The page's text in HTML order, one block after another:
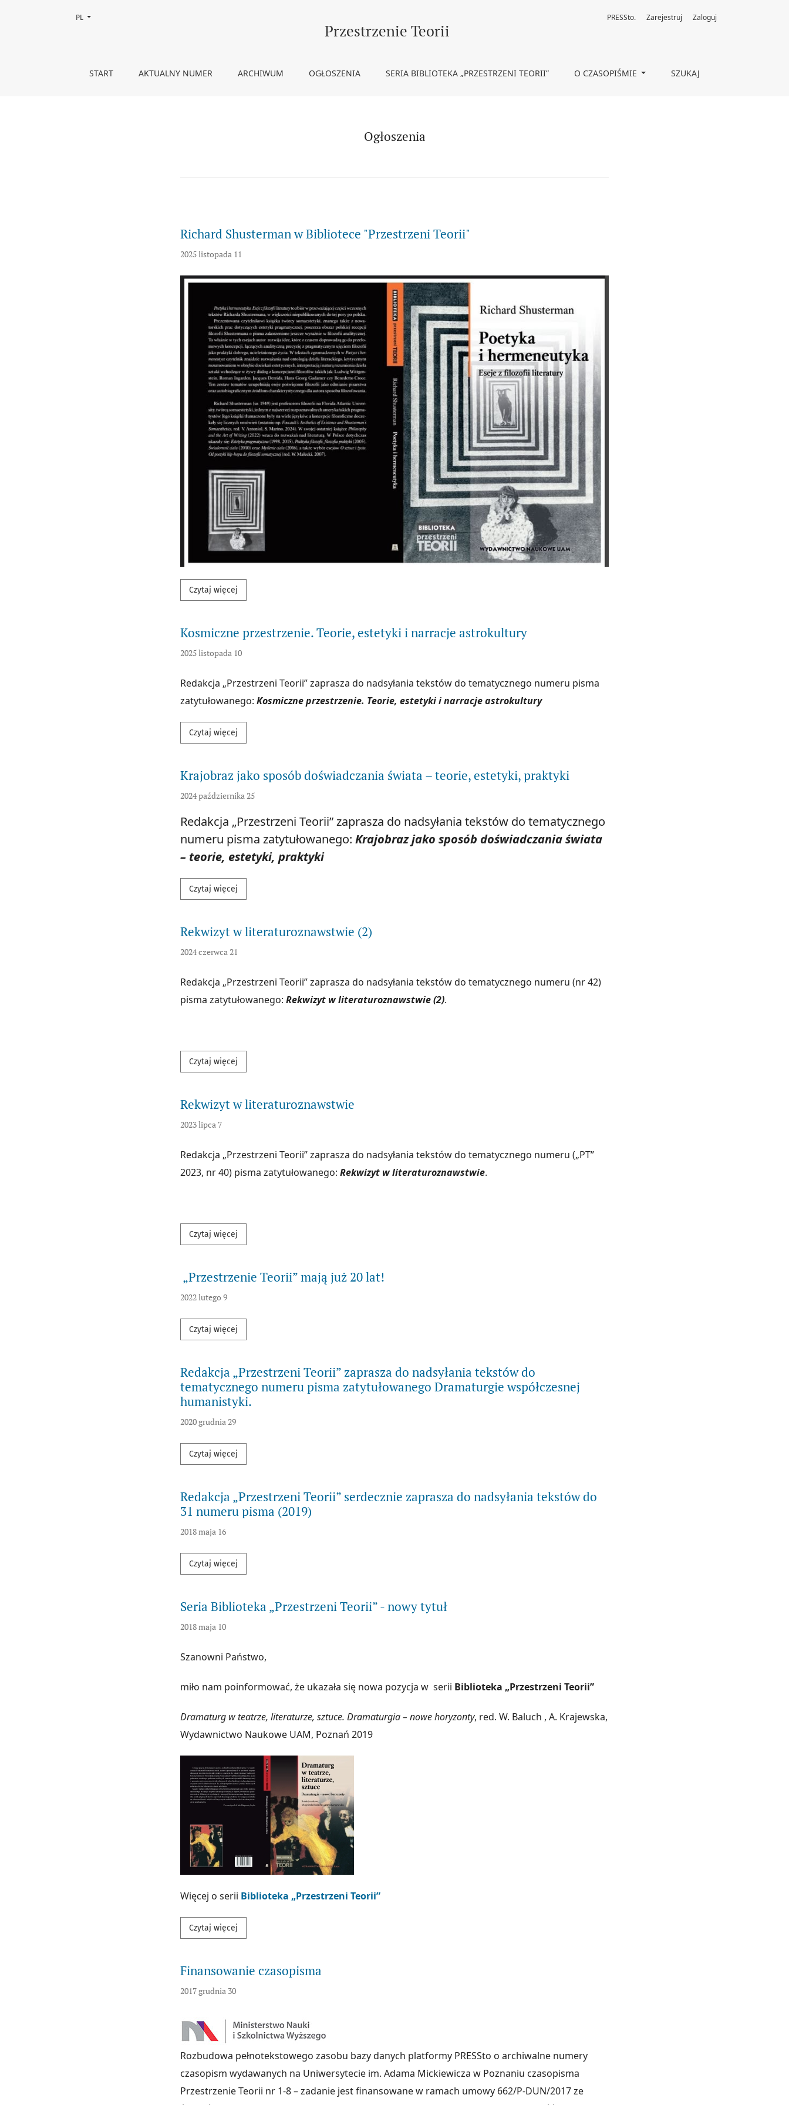
Ogłoszenia Przestrzenie Teorii
START AKTUALNY NUMER ARCHIWUM OGŁOSZENIA SERIA BIBLIOTEKA „PRZESTRZENI TEORII” O CZASOPIŚMIE SZUKAJ
PRESSto. Zarejestruj Zaloguj
Zmień język, obecnie wybrany to:
PL
Ogłoszenia
Richard Shusterman w Bibliotece "Przestrzeni Teorii"
2025 listopada 11
Czytaj więcej
Kosmiczne przestrzenie. Teorie, estetyki i narracje astrokultury
2025 listopada 10
Redakcja „Przestrzeni Teorii” zaprasza do nadsyłania tekstów do tematycznego numeru pisma
zatytułowanego: Kosmiczne przestrzenie. Teorie, estetyki i narracje astrokultury
Czytaj więcej
Krajobraz jako sposób doświadczania świata – teorie, estetyki, praktyki
2024 października 25
Redakcja „Przestrzeni Teorii” zaprasza do nadsyłania tekstów do tematycznego
numeru pisma zatytułowanego: Krajobraz jako sposób doświadczania świata
– teorie, estetyki, praktyki
Czytaj więcej
Rekwizyt w literaturoznawstwie (2)
2024 czerwca 21
Redakcja „Przestrzeni Teorii” zaprasza do nadsyłania tekstów do tematycznego numeru (nr 42)
pisma zatytułowanego: Rekwizyt w literaturoznawstwie (2).
Czytaj więcej
Rekwizyt w literaturoznawstwie
2023 lipca 7
Redakcja „Przestrzeni Teorii” zaprasza do nadsyłania tekstów do tematycznego numeru („PT”
2023, nr 40) pisma zatytułowanego: Rekwizyt w literaturoznawstwie.
Czytaj więcej
„Przestrzenie Teorii” mają już 20 lat!
2022 lutego 9
Czytaj więcej
Redakcja „Przestrzeni Teorii” zaprasza do nadsyłania tekstów do
tematycznego numeru pisma zatytułowanego Dramaturgie współczesnej
humanistyki.
2020 grudnia 29
Czytaj więcej
Redakcja „Przestrzeni Teorii” serdecznie zaprasza do nadsyłania tekstów do
31 numeru pisma (2019)
2018 maja 16
Czytaj więcej
Seria Biblioteka „Przestrzeni Teorii” - nowy tytuł
2018 maja 10
Szanowni Państwo,
miło nam poinformować, że ukazała się nowa pozycja w serii Biblioteka „Przestrzeni Teorii”
Dramaturg w teatrze, literaturze, sztuce. Dramaturgia – nowe horyzonty, red. W. Baluch , A. Krajewska,
Wydawnictwo Naukowe UAM, Poznań 2019
Więcej o serii Biblioteka „Przestrzeni Teorii”
Czytaj więcej
Finansowanie czasopisma
2017 grudnia 30
Rozbudowa pełnotekstowego zasobu bazy danych platformy PRESSto o archiwalne numery
czasopism wydawanych na Uniwersytecie im. Adama Mickiewicza w Poznaniu czasopisma
Przestrzenie Teorii nr 1-8 – zadanie jest finansowane w ramach umowy 662/P-DUN/2017 ze